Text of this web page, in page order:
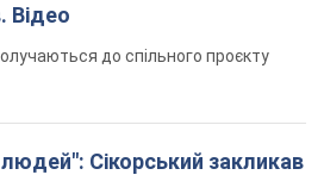
Відео
до спільного проєкту
Сікорський закликав